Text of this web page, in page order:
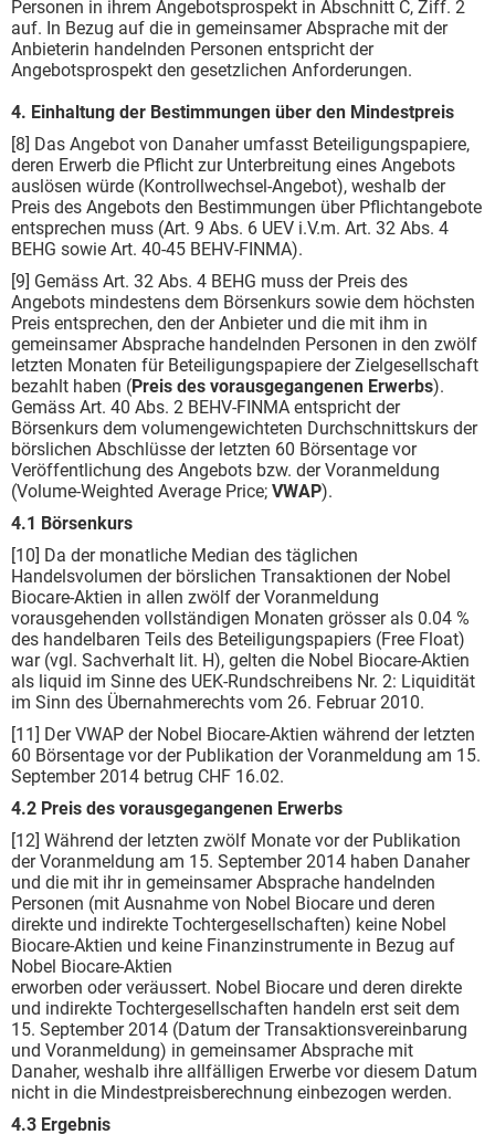
Personen in ihrem Angebotsprospekt in Abschnitt C, Ziff. 2
auf. In Bezug auf die in gemeinsamer Absprache mit der
Anbieterin handelnden Personen entspricht der
Angebotsprospekt den gesetzlichen Anforderungen.
4. Einhaltung der Bestimmungen über den Mindestpreis
[8] Das Angebot von Danaher umfasst Beteiligungspapiere,
deren Erwerb die Pflicht zur Unterbreitung eines Angebots
auslösen würde (Kontrollwechsel-Angebot), weshalb der
Preis des Angebots den Bestimmungen über Pflichtangebote
entsprechen muss (Art. 9 Abs. 6 UEV i.V.m. Art. 32 Abs. 4
BEHG sowie Art. 40-45 BEHV-FINMA).
[9] Gemäss Art. 32 Abs. 4 BEHG muss der Preis des
Angebots mindestens dem Börsenkurs sowie dem höchsten
Preis entsprechen, den der Anbieter und die mit ihm in
gemeinsamer Absprache handelnden Personen in den zwölf
letzten Monaten für Beteiligungspapiere der Zielgesellschaft
bezahlt haben (Preis des vorausgegangenen Erwerbs).
Gemäss Art. 40 Abs. 2 BEHV-FINMA entspricht der
Börsenkurs dem volumengewichteten Durchschnittskurs der
börslichen Abschlüsse der letzten 60 Börsentage vor
Veröffentlichung des Angebots bzw. der Voranmeldung
(Volume-Weighted Average Price; VWAP).
4.1 Börsenkurs
[10] Da der monatliche Median des täglichen
Handelsvolumen der börslichen Transaktionen der Nobel
Biocare-Aktien in allen zwölf der Voranmeldung
vorausgehenden vollständigen Monaten grösser als 0.04 %
des handelbaren Teils des Beteiligungspapiers (Free Float)
war (vgl. Sachverhalt lit. H), gelten die Nobel Biocare-Aktien
als liquid im Sinne des UEK-Rundschreibens Nr. 2: Liquidität
im Sinn des Übernahmerechts vom 26. Februar 2010.
[11] Der VWAP der Nobel Biocare-Aktien während der letzten
60 Börsentage vor der Publikation der Voranmeldung am 15.
September 2014 betrug CHF 16.02.
4.2 Preis des vorausgegangenen Erwerbs
[12] Während der letzten zwölf Monate vor der Publikation
der Voranmeldung am 15. September 2014 haben Danaher
und die mit ihr in gemeinsamer Absprache handelnden
Personen (mit Ausnahme von Nobel Biocare und deren
direkte und indirekte Tochtergesellschaften) keine Nobel
Biocare-Aktien und keine Finanzinstrumente in Bezug auf
Nobel Biocare-Aktien
erworben oder veräussert. Nobel Biocare und deren direkte
und indirekte Tochtergesellschaften handeln erst seit dem
15. September 2014 (Datum der Transaktionsvereinbarung
und Voranmeldung) in gemeinsamer Absprache mit
Danaher, weshalb ihre allfälligen Erwerbe vor diesem Datum
nicht in die Mindestpreisberechnung einbezogen werden.
4.3 Ergebnis